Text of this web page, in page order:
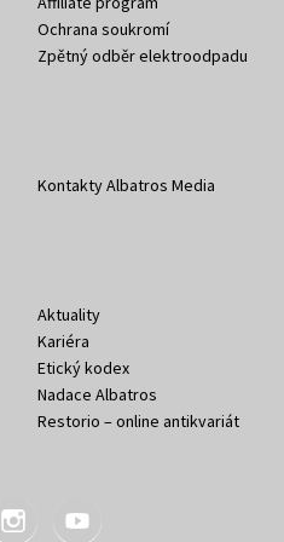
Ochrana soukromí
Zpětný odběr elektroodpadu
Kontakty Albatros Media
Aktuality
Kariéra
Etický kodex
Nadace Albatros
Restorio – online antikvariát